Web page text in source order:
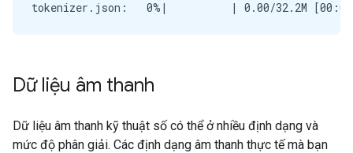
Dữ liệu âm thanh
Dữ liệu âm thanh kỹ thuật số có thể ở nhiều định dạng và
mức độ phân giải. Các định dạng âm thanh thực tế mà bạn